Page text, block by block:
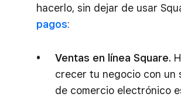
hacerlo, sin dejar de usar
pagos:
Ventas en línea Square.
crecer tu negocio con un
de comercio electrónico